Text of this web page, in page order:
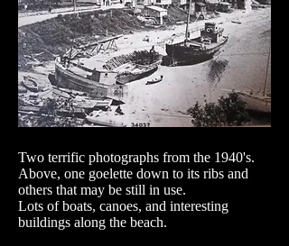
Two terrific photographs from the 1940's.
Above, one goelette down to its ribs and
others that may be still in use.
Lots of boats, canoes, and interesting
buildings along the beach.